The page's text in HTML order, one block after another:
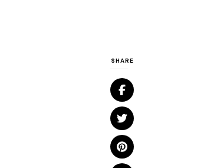
SHARE